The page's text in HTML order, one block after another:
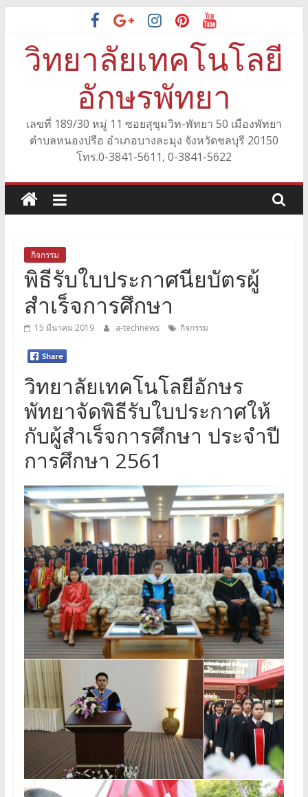
contentวิทยาลัยเทคโนโลยี
อักษรพัทยา
เลขที่ 189/30 หมู่ 11 ซอยสุขุมวิท-พัทยา 50 เมืองพัทยา
ตำบลหนองปรือ อำเภอบางละมุง จังหวัดชลบุรี 20150
โทร.0-3841-5611, 0-3841-5622
กิจกรรม
พิธีรับใบประกาศนียบัตรผู้
สำเร็จการศึกษา
15 มีนาคม 2019 a-technews กิจกรรม
วิทยาลัยเทคโนโลยีอักษร
พัทยาจัดพิธีรับใบประกาศให้
กับผู้สำเร็จการศึกษา ประจำปี
การศึกษา 2561